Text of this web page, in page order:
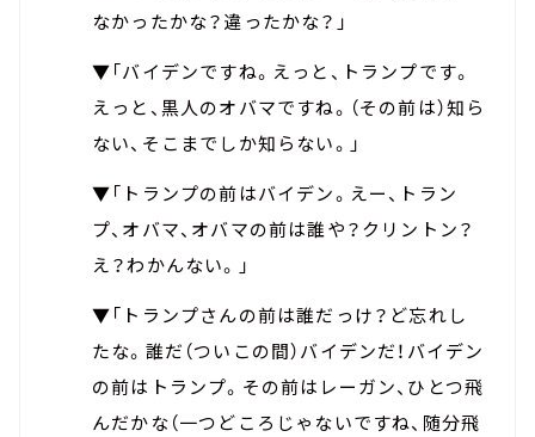
なかったかな？違ったかな？」
▼「バイデンですね。えっと、トランプです。
えっと、黒人のオバマですね。（その前は）知ら
ない、そこまでしか知らない。」
▼「トランプの前はバイデン。えー、トラン
プ、オバマ、オバマの前は誰や？クリントン？
え？わかんない。」
▼「トランプさんの前は誰だっけ？ど忘れし
たな。誰だ（ついこの間）バイデンだ！バイデン
の前はトランプ。その前はレーガン、ひとつ飛
んだかな（一つどころじゃないですね、随分飛